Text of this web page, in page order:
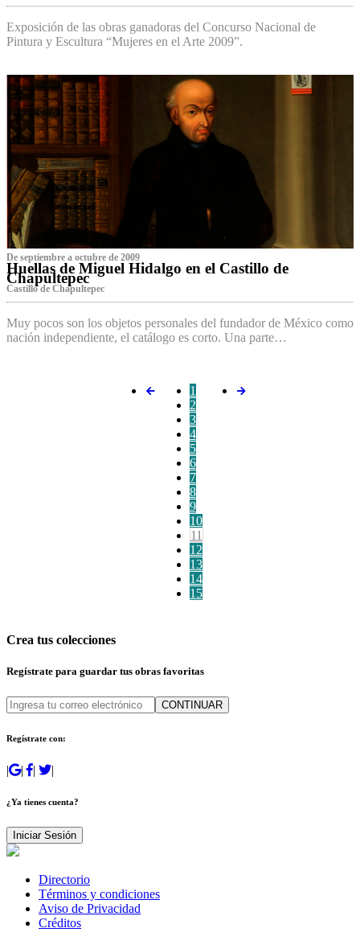
Exposición de las obras ganadoras del Concurso Nacional de
Pintura y Escultura “Mujeres en el Arte 2009”.
De septiembre a octubre de 2009
Huellas de Miguel Hidalgo en el Castillo de
Chapultepec
Castillo de Chapultepec
Muy pocos son los objetos personales del fundador de México como
nación independiente, el catálogo es corto. Una parte…
1
2
3
4
5
6
7
8
9
10
11
12
13
14
15
Crea tus colecciones
Regístrate para guardar tus obras favoritas
CONTINUAR
Regístrate con:
| | | |
¿Ya tienes cuenta?
Iniciar Sesión
Directorio
Términos y condiciones
Aviso de Privacidad
Créditos